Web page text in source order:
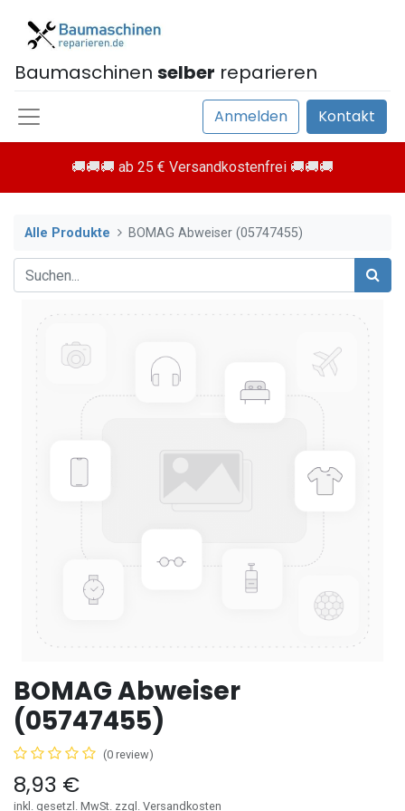
Baumaschinen selber reparieren
Anmelden Kontakt
🚚🚚🚚 ab 25 € Versandkostenfrei 🚚🚚🚚
Alle Produkte BOMAG Abweiser (05747455)
BOMAG Abweiser
(05747455)
(0 review)
8,93 €
inkl. gesetzl. MwSt. zzgl. Versandkosten